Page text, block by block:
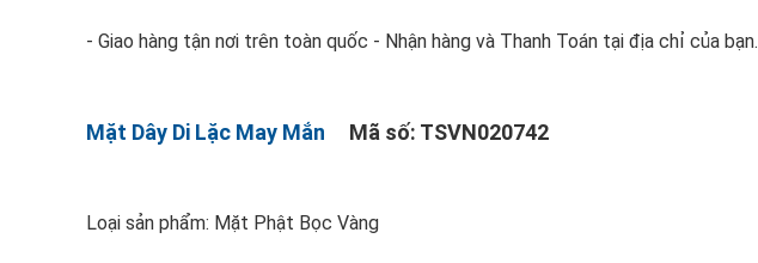
- Giao hàng tận nơi trên toàn quốc - Nhận hàng và Thanh Toán tại địa chỉ của bạn.
Mặt Dây Di Lặc May Mắn Mã số: TSVN020742
Loại sản phẩm: Mặt Phật Bọc Vàng